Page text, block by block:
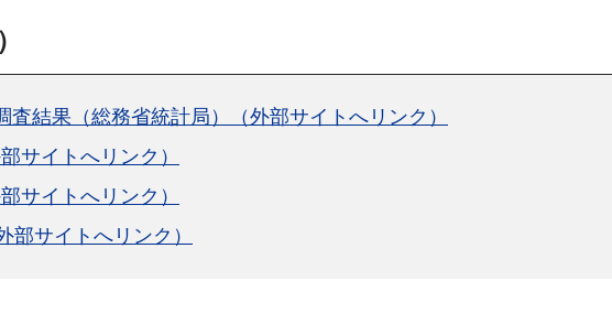
結果（総務省統計局）（外部サイトへリンク）
サイトへリンク）
サイトへリンク）
部サイトへリンク）